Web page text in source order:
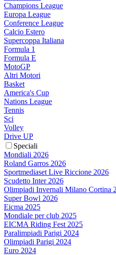
Champions League
Europa League
Conference League
Calcio Estero
Supercoppa Italiana
Formula 1
Formula E
MotoGP
Altri Motori
Basket
America's Cup
Nations League
Tennis
Sci
Volley
Drive UP
Speciali
Mondiali 2026
Roland Garros 2026
Sportmediaset Live Riccione 2026
Scudetto Inter 2026
Olimpiadi Invernali Milano Cortina
Super Bowl 2026
Eicma 2025
Mondiale per club 2025
EICMA Riding Fest 2025
Paralimpiadi Parigi 2024
Olimpiadi Parigi 2024
Euro 2024